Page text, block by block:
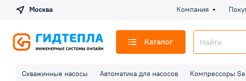
Москва Компания
Каталог
Скважинные насосы Автоматика для насосов Компрессоры